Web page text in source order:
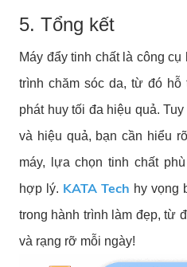
5. Tổng kết
Máy đẩy tinh chất là công
trình chăm sóc da, từ đó
phát huy tối đa hiệu quả.
và hiệu quả, bạn cần hiểu
máy, lựa chọn tinh chất
hợp lý. KATA Tech hy vọng
trong hành trình làm đẹp, từ
và rạng rỡ mỗi ngày!